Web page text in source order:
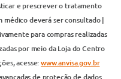
e prescrever o tratamento
médico deverá ser consultado |
para compras realizadas
por meio da Loja do Centro
acesse:www.anvisa.gov.br
de proteção de dados